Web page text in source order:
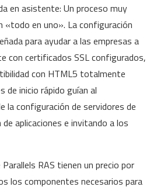
en asistente: Un proceso muy
«todo en uno». La configuración
para ayudar a las empresas a
con certificados SSL configurados,
con HTML5 totalmente
de inicio rápido guían al
la configuración de servidores de
aplicaciones e invitando a los
RAS tienen un precio por
los componentes necesarios para